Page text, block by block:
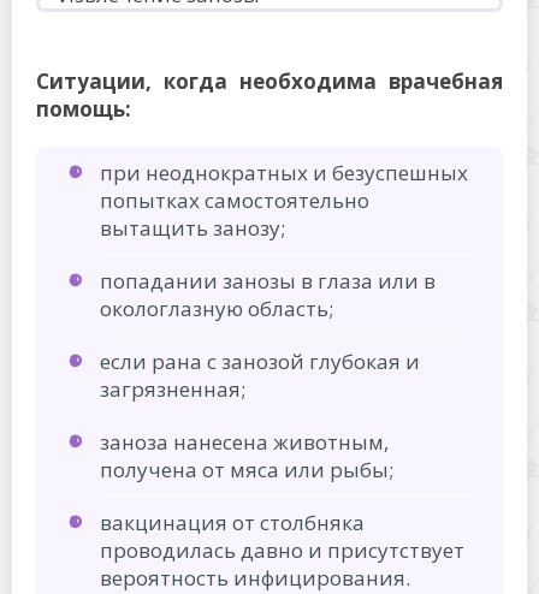
Ситуации, когда необходима врачебная
помощь:
при неоднократных и безуспешных
попытках самостоятельно
вытащить занозу;
попадании занозы в глаза или в
окологлазную область;
если рана с занозой глубокая и
загрязненная;
заноза нанесена животным,
получена от мяса или рыбы;
вакцинация от столбняка
проводилась давно и присутствует
вероятность инфицирования.